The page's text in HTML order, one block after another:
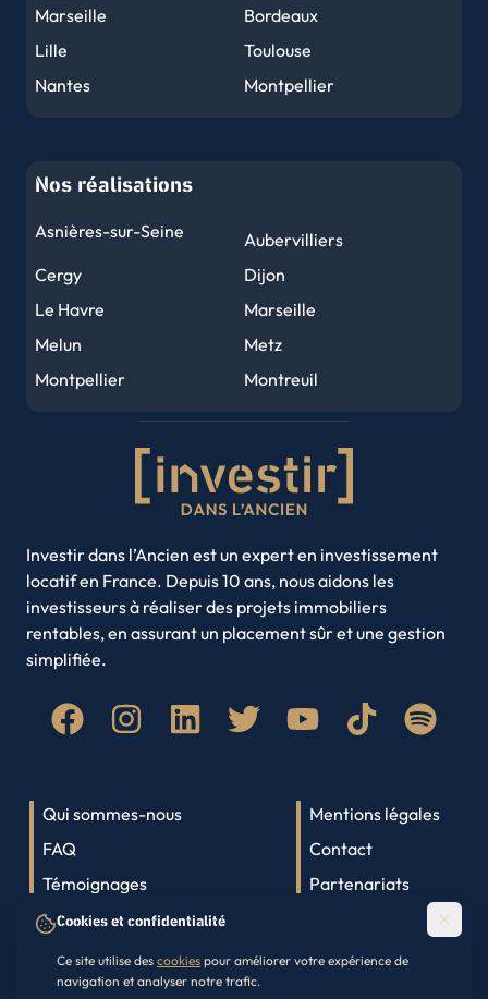
Cookies et confidentialité
Ce site utilise des cookies pour améliorer votre expérience de
navigation et analyser notre trafic.
Marseille
Bordeaux
Lille
Toulouse
Nantes
Montpellier
Le Havre
Grenoble
Saint-Denis
Nancy
Nos réalisations
Asnières-sur-Seine
Aubervilliers
Cergy
Dijon
Le Havre
Marseille
Melun
Metz
Montpellier
Montreuil
Noisy-le-Grand
Saint-Etienne
Toulon
Toulouse
Villeurbanne
Amiens
Brest
Clermont-Ferrand
Limoges
Roubaix
Saint-Denis
Investir dans l’Ancien est un expert en investissement
locatif en France. Depuis 10 ans, nous aidons les
investisseurs à réaliser des projets immobiliers
rentables, en assurant un placement sûr et une gestion
simplifiée.
Qui sommes-nous
FAQ
Témoignages
Lexique immobilier
Presse
Mentions légales
Contact
Partenariats